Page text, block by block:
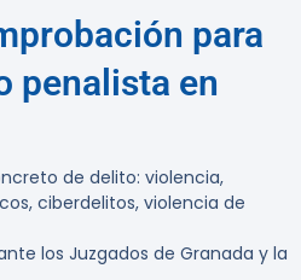
para
penalista en
de delito: violencia,
ciberdelitos, violencia de
los Juzgados de Granada y la